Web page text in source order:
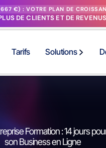
€) : VOTRE PLAN DE
DE CLIENTS ET DE
Tarifs Solutions
Formation : 14 jours
son Business en Ligne